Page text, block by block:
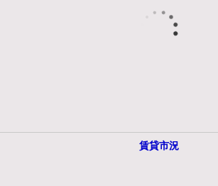
賃貸市況